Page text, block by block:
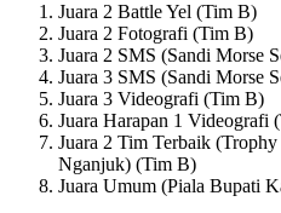
Juara 2 Battle Yel (Tim B)
Juara 2 Fotografi (Tim B)
Juara 2 SMS (Sandi Morse
Juara 3 SMS (Sandi Morse
Juara 3 Videografi (Tim B)
Juara Harapan 1 Videografi
Juara 2 Tim Terbaik
Nganjuk) (Tim B)
Juara Umum (Piala Bupati